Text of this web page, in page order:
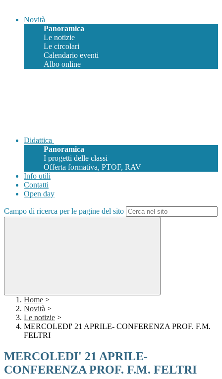
Novità
Panoramica
Le notizie
Le circolari
Calendario eventi
Albo online
Didattica
Panoramica
I progetti delle classi
Offerta formativa, PTOF, RAV
Info utili
Contatti
Open day
Campo di ricerca per le pagine del sito
Home >
Novità >
Le notizie >
MERCOLEDI' 21 APRILE- CONFERENZA PROF. F.M.
FELTRI
MERCOLEDI' 21 APRILE-
CONFERENZA PROF. F.M. FELTRI